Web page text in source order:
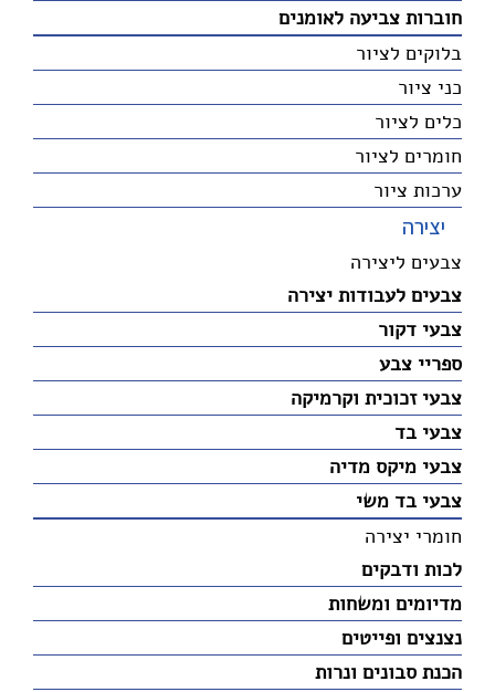
חוברות צביעה לאומנים
בלוקים לציור
כני ציור
כלים לציור
חומרים לציור
ערכות ציור
יצירה
צבעים ליצירה
צבעים לעבודות יצירה
צבעי דקור
ספריי צבע
צבעי זכוכית וקרמיקה
צבעי בד
צבעי מיקס מדיה
צבעי בד משי
חומרי יצירה
לכות ודבקים
מדיומים ומשחות
נצנצים ופייטים
הכנת סבונים ונרות